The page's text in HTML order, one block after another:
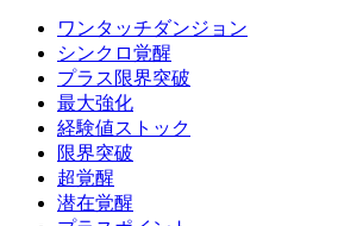
ワンタッチダンジョン
シンクロ覚醒
プラス限界突破
最大強化
経験値ストック
限界突破
超覚醒
潜在覚醒